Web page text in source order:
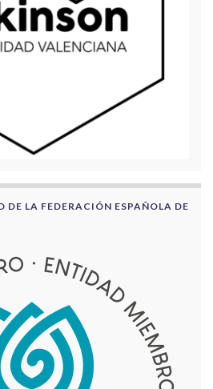
LA FEDERACIÓN ESPAÑOLA DE